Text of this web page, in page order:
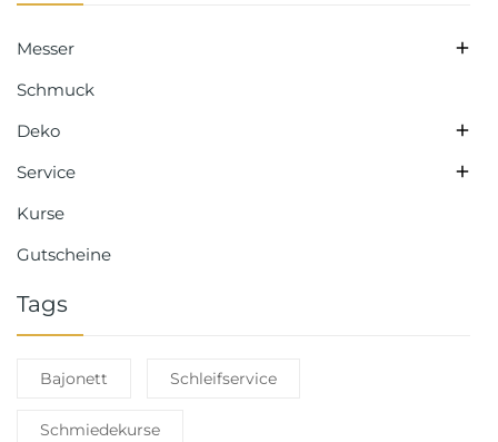
Messer 
Schmuck
Deko

Service 
Kurse
Gutscheine
Tags
Bajonett Schleifservice
Schmiedekurse